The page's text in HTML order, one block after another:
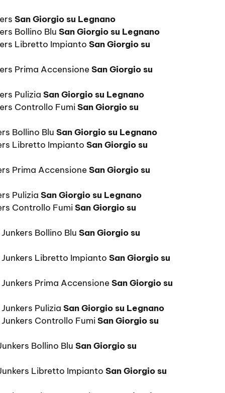
San Giorgio su Legnano
Bollino Blu San Giorgio su Legnano
Libretto Impianto San Giorgio su
Prima AccensioneSan Giorgio su
Pulizia San Giorgio su Legnano
Controllo FumiSan Giorgio su
Bollino Blu San Giorgio su Legnano
Libretto Impianto San Giorgio su
Prima AccensioneSan Giorgio su
Pulizia San Giorgio su Legnano
Controllo FumiSan Giorgio su
Bollino Blu San Giorgio su
Libretto Impianto San Giorgio su
Prima AccensioneSan Giorgio su
Pulizia San Giorgio su Legnano
Controllo FumiSan Giorgio su
Bollino Blu San Giorgio su
Libretto Impianto San Giorgio su